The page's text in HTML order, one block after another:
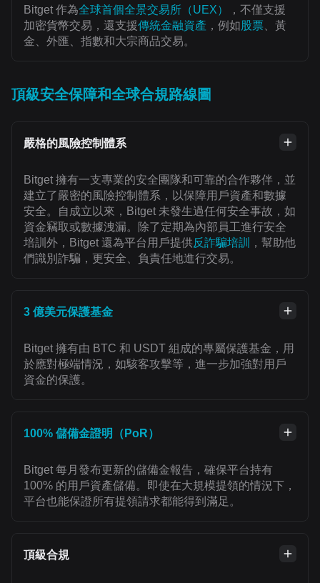
Bitget 作為全球首個全景交易所（UEX）
，不僅支援
加密貨幣交易，還支援傳統金融資產 ，例如 股票 、黃
金、外匯、指數和大宗商品交易。
頂級安全保障和全球合規路線圖
嚴格的風險控制體系
Bitget 擁有一支專業的安全團隊和可靠的合作夥伴，並
建立了嚴密的風險控制體系，以保障用戶資產和數據
安全。自成立以來，Bitget 未發生過任何安全事故，如
資金竊取或數據洩漏。除了定期為內部員工進行安全
培訓外，Bitget 還為平台用戶提供反詐騙培訓
，幫助他
們識別詐騙，更安全、負責任地進行交易。
3 億美元保護基金
Bitget 擁有由 BTC 和 USDT 組成的專屬保護基金，用
於應對極端情況，如駭客攻擊等，進一步加強對用戶
資金的保護。
100% 儲備金證明（PoR）
Bitget 每月發布更新的儲備金報告，確保平台持有
100% 的用戶資產儲備。即使在大規模提領的情況下，
平台也能保證所有提領請求都能得到滿足。
頂級合規